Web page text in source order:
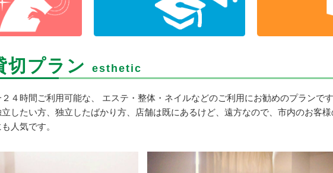
切プラン esthetic
４時間ご利用可能な、 エステ・整体・ネイルなどのご利用にお勧めのプランで
したい方、独立したばかり方、店舗は既にあるけど、遠方なので、市内のお客
人気です。